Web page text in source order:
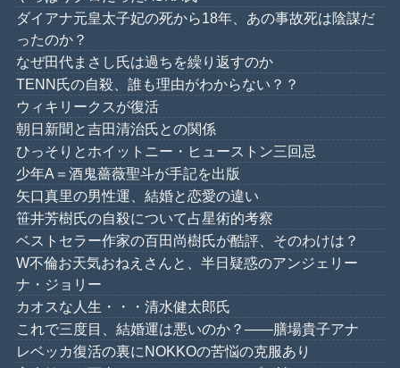
ダイアナ元皇太子妃の死から18年、あの事故死は陰謀だ
ったのか？
なぜ田代まさし氏は過ちを繰り返すのか
TENN氏の自殺、誰も理由がわからない？？
ウィキリークスが復活
朝日新聞と吉田清治氏との関係
ひっそりとホイットニー・ヒューストン三回忌
少年A＝酒鬼薔薇聖斗が手記を出版
矢口真里の男性運、結婚と恋愛の違い
笹井芳樹氏の自殺について占星術的考察
ベストセラー作家の百田尚樹氏が酷評、そのわけは？
W不倫お天気おねえさんと、半日疑惑のアンジェリー
ナ・ジョリー
カオスな人生・・・清水健太郎氏
これで三度目、結婚運は悪いのか？――膳場貴子アナ
レベッカ復活の裏にNOKKOの苦悩の克服あり